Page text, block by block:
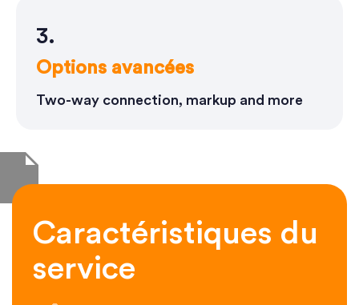
3.
Options avancées
Two-way connection, markup and more
Caractéristiques du
service